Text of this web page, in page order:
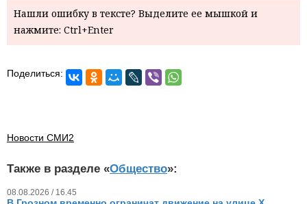
Нашли ошибку в тексте? Выделите ее мышкой и
нажмите: Ctrl+Enter
Поделиться:
Новости СМИ2
Также в разделе «Общество»:
08.08.2026 / 16.45